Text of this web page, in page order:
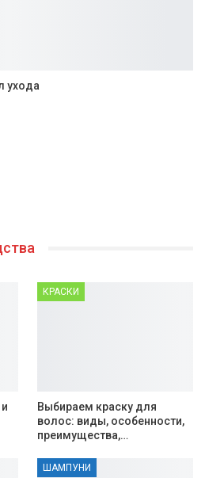
ухода
КРАСКИ
Выбираем краску для
волос: виды, особенности,
преимущества,…
ШАМПУНИ